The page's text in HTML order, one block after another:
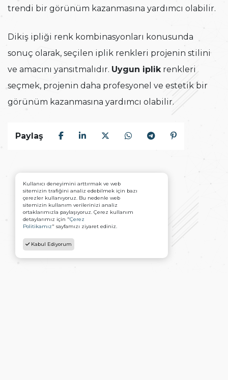
trendi bir görünüm kazanmasına yardımcı olabilir.
Dikiş ipliği renk kombinasyonları konusunda
sonuç olarak, seçilen iplik renkleri projenin stilini
ve amacını yansıtmalıdır. Uygun iplikrenkleri
seçmek, projenin daha profesyonel ve estetik bir
görünüm kazanmasına yardımcı olabilir.
Paylaş
Kullanıcı deneyimini arttırmak ve web
sitemizin trafiğini analiz edebilmek için bazı
çerezler kullanıyoruz. Bu nedenle web
sitemizin kullanım verilerinizi analiz
ortaklarımızla paylaşıyoruz. Çerez kullanım
detaylarımız için "Çerez
Politikamız" sayfamızı ziyaret ediniz.
Kabul Ediyorum